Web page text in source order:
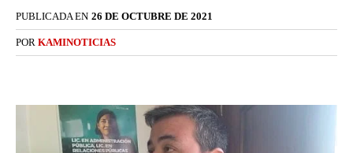
PUBLICADA EN 26 DE OCTUBRE DE 2021
POR KAMINOTICIAS